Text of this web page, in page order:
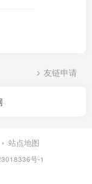
友链申请
站点地图
号-1